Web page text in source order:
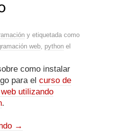
y etiquetada como
web python el
como instalar
para el curso de
utilizando
.
→